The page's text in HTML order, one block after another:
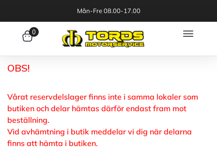
Mån-Fre 08.00-17.00
0
OBS!
Vårat reservdelslager finns inte i samma lokaler som
butiken och delar hämtas därför endast fram mot
beställning.
Vid avhämtning i butik meddelar vi dig när delarna
finns att hämta i butiken.